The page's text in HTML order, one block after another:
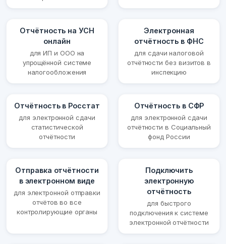
Отчётность на УСН
онлайн
для ИП и ООО на
упрощённой системе
налогообложения
Электронная
отчётность в ФНС
для сдачи налоговой
отчётности без визитов в
инспекцию
Отчётность в Росстат
для электронной сдачи
статистической
отчётности
Отчётность в СФР
для электронной сдачи
отчётности в Социальный
фонд России
Отправка отчётности
в электронном виде
для электронной отправки
отчётов во все
контролирующие органы
Подключить
электронную
отчётность
для быстрого
подключения к системе
электронной отчётности